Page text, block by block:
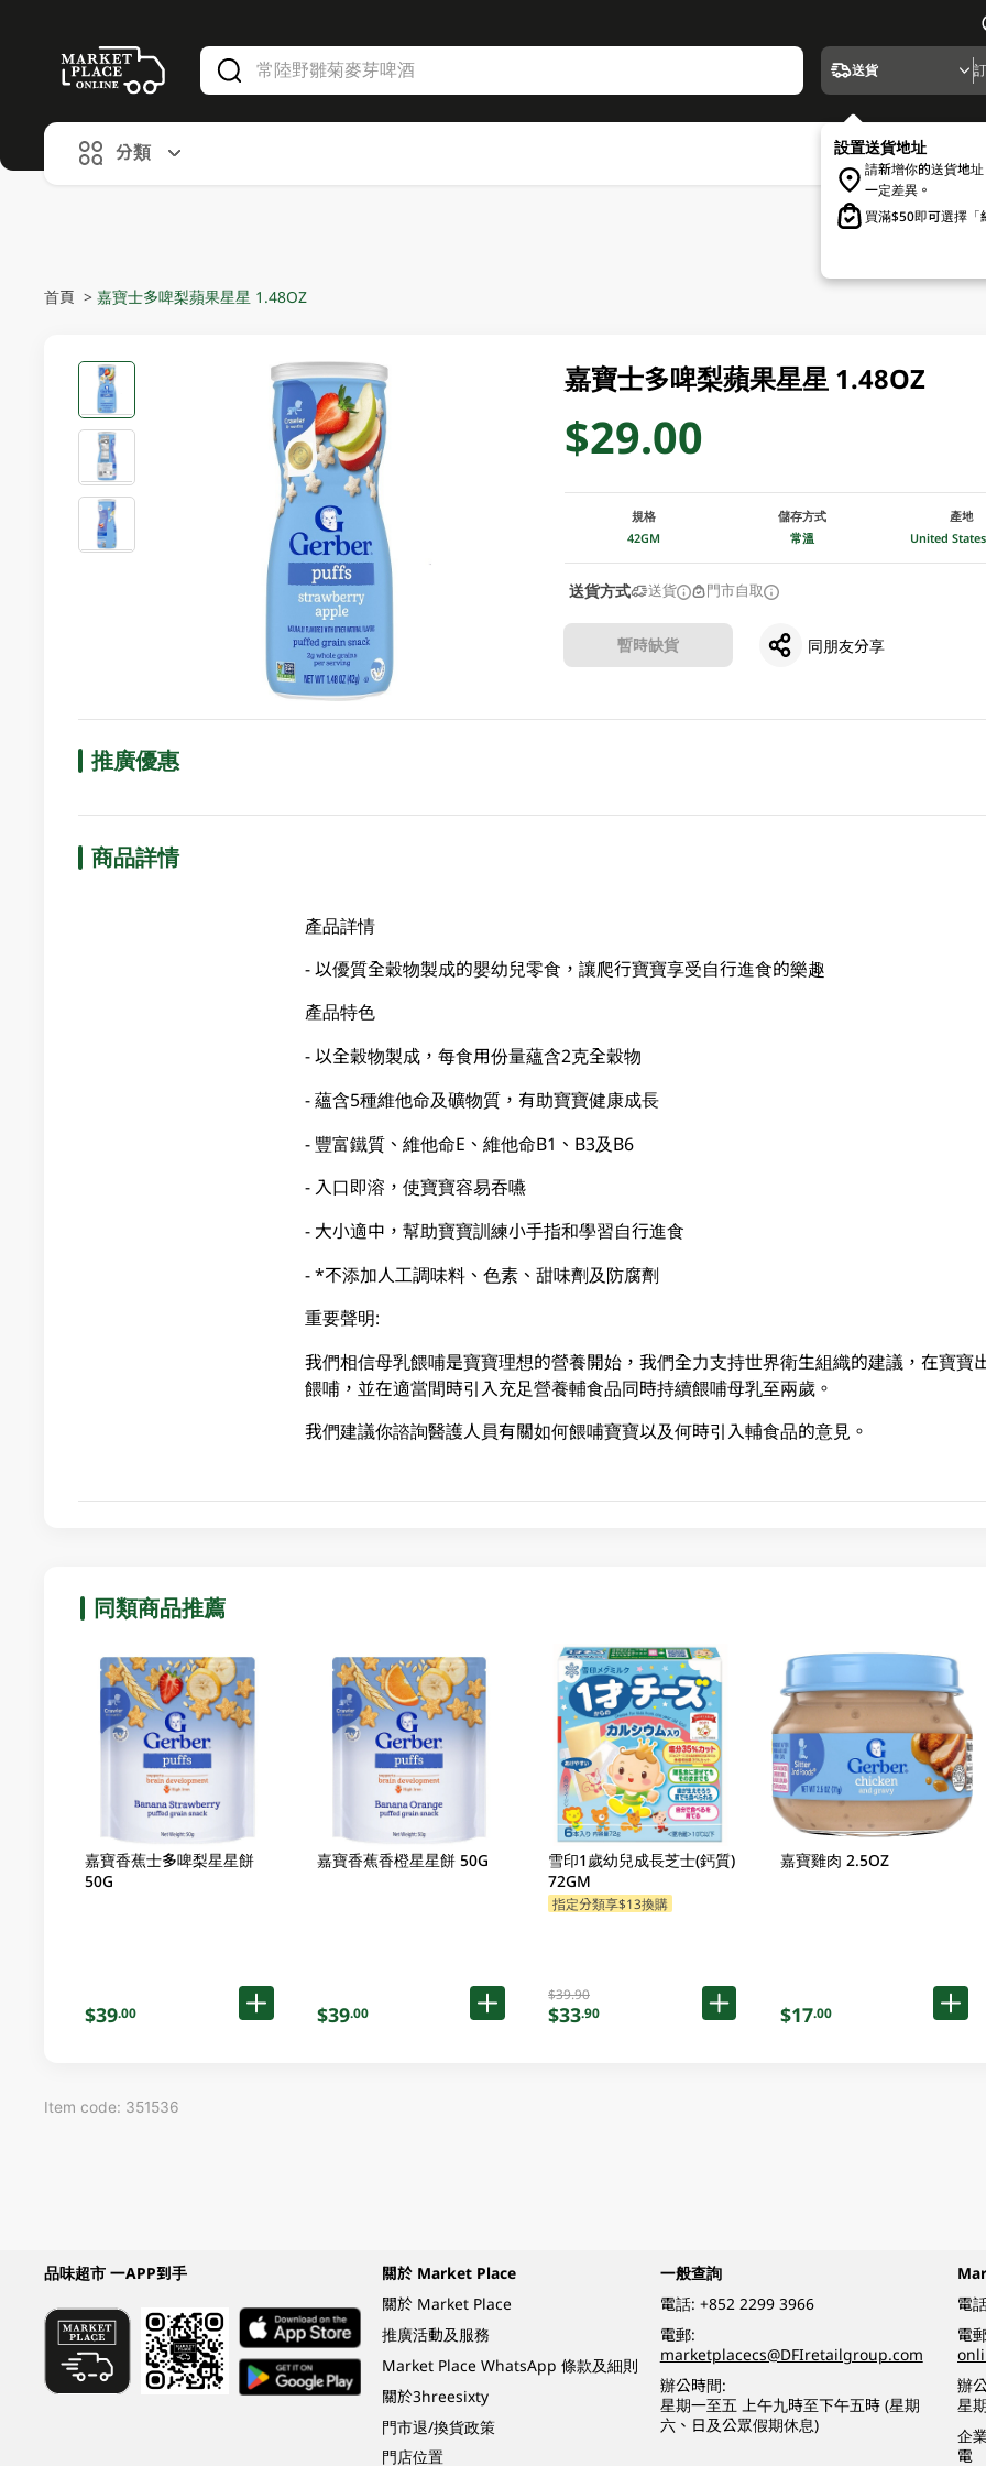
alid Until 30 June 2026
送貨
設置送貨地址
請新增你的送貨地
一定差異。
買滿$50即可選擇「
分類
首頁 > 嘉寶士多啤梨蘋果星星 1.48OZ
嘉寶士多啤梨蘋果星星 1.48OZ
$29.00
規格
42GM
儲存方式
常溫
產地
United
送貨方式 送貨 門市自取
暫時缺貨 同朋友分享
推廣優惠
商品詳情
產品詳情
- 以優質全穀物製成的嬰幼兒零食，讓爬行寶寶享受自行進食的樂趣
產品特色
- 以全穀物製成，每食用份量蘊含2克全穀物
- 蘊含5種維他命及礦物質，有助寶寶健康成長
- 豐富鐵質、維他命E、維他命B1、B3及B6
- 入口即溶，使寶寶容易吞嚥
- 大小適中，幫助寶寶訓練小手指和學習自行進食
- *不添加人工調味料、色素、甜味劑及防腐劑
重要聲明:
我們相信母乳餵哺是寶寶理想的營養開始，我們全力支持世界衛生組織的建議，在寶寶
餵哺，並在適當間時引入充足營養輔食品同時持續餵哺母乳至兩歲。
我們建議你諮詢醫護人員有關如何餵哺寶寶以及何時引入輔食品的意見。
同類商品推薦
嘉寶香蕉士多啤梨星星餅
50G
$39.00
嘉寶香蕉香橙星星餅 50G
$39.00
雪印1歲幼兒成長芝士(鈣質)
72GM
指定分類享$13換購
$39.90
$33.90
嘉寶雞肉 2.5OZ
$17.00
Item code: 351536
品味超市 一APP到手
關於 Market Place
關於 Market Place
推廣活動及服務
Market Place WhatsApp 條款及細則
關於3hreesixty
門市退/換貨政策
門店位置
一般查詢
電話: +852 2299 3966
電郵:
marketplacecs@DFIretailgroup.com
辦公時間:
星期一至五 上午九時至下午五時 (星期
六、日及公眾假期休息)
電
電
辦
星
企
電